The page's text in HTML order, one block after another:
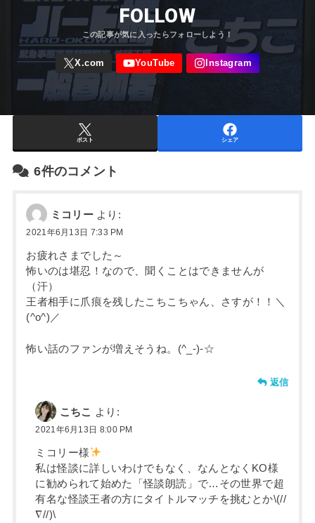
FOLLOW
ポスト シェア
6件のコメント
ミコリー より:
2021年6月13日 7:33 PM
お疲れさまでした～
怖いのは堪忍！なので、聞くことはできませんが
（汗）
王者相手に爪痕を残したこちこちゃん、さすが！！＼
(^o^)／
怖い話のファンが増えそうね。(^_-)-☆
返信
こちこ より:
2021年6月13日 8:00 PM
ミコリー様
私は怪談に詳しいわけでもなく、なんとなくKO様
に勧められて始めた「怪談朗読」で…その世界で超
有名な怪談王者の方にタイトルマッチを挑むとか\(//
∇//)\